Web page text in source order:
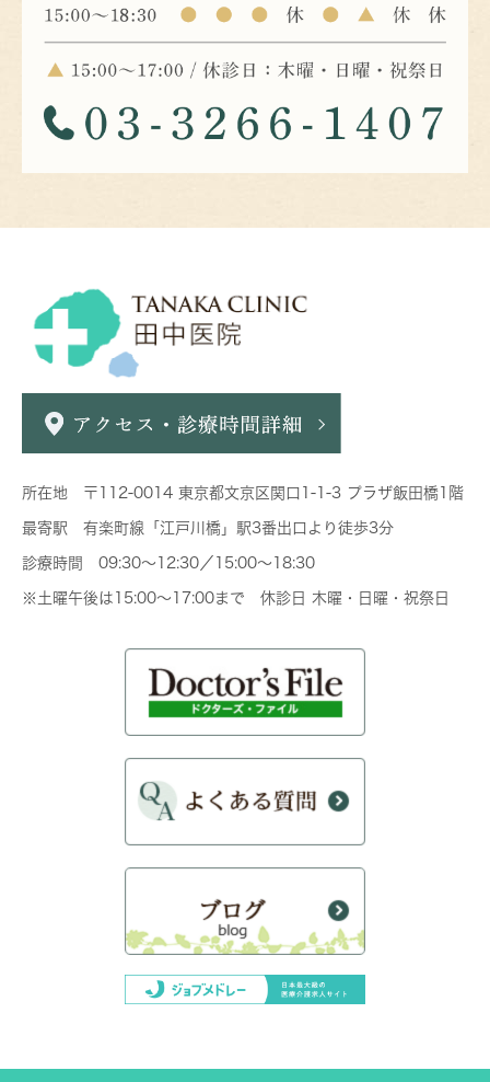
所在地 〒112-0014 東京都文京区関口1-1-3 プラザ飯田橋1階
最寄駅 有楽町線「江戸川橋」駅3番出口より徒歩3分
診療時間 09:30～12:30／15:00～18:30
※土曜午後は15:00～17:00まで 休診日 木曜・日曜・祝祭日